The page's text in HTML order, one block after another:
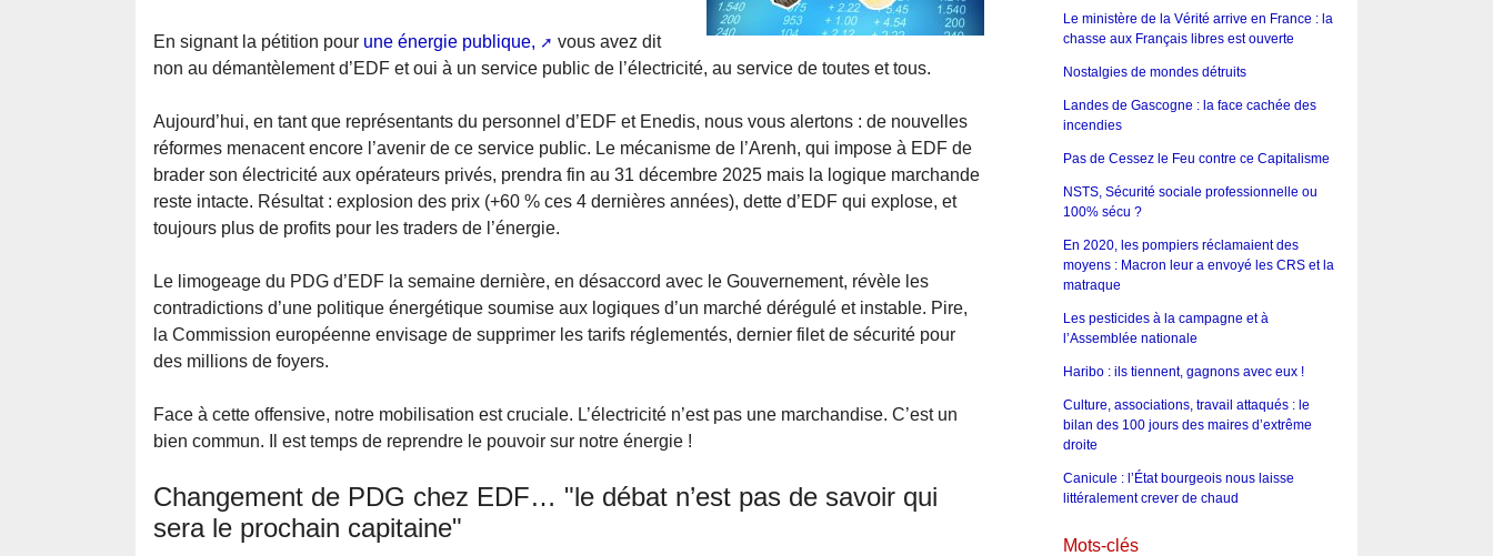
En signant la pétition pour une énergie publique,
vous avez dit
non au démantèlement d’EDF et oui à un service public de l’électricité, au service de toutes et tous.
Aujourd’hui, en tant que représentants du personnel d’EDF et Enedis, nous vous alertons : de nouvelles
réformes menacent encore l’avenir de ce service public. Le mécanisme de l’Arenh, qui impose à EDF de
brader son électricité aux opérateurs privés, prendra fin au 31 décembre 2025 mais la logique marchande
reste intacte. Résultat : explosion des prix (+60 % ces 4 dernières années), dette d’EDF qui explose, et
toujours plus de profits pour les traders de l’énergie.
Le limogeage du PDG d’EDF la semaine dernière, en désaccord avec le Gouvernement, révèle les
contradictions d’une politique énergétique soumise aux logiques d’un marché dérégulé et instable. Pire,
la Commission européenne envisage de supprimer les tarifs réglementés, dernier filet de sécurité pour
des millions de foyers.
Face à cette offensive, notre mobilisation est cruciale. L’électricité n’est pas une marchandise. C’est un
bien commun. Il est temps de reprendre le pouvoir sur notre énergie !
Changement de PDG chez EDF… "le débat n’est pas de savoir qui
sera le prochain capitaine"
Le ministère de la Vérité arrive en France : la
chasse aux Français libres est ouverte
Nostalgies de mondes détruits
Landes de Gascogne : la face cachée des
incendies
Pas de Cessez le Feu contre ce Capitalisme
NSTS, Sécurité sociale professionnelle ou
100% sécu ?
En 2020, les pompiers réclamaient des
moyens : Macron leur a envoyé les CRS et la
matraque
Les pesticides à la campagne et à
l’Assemblée nationale
Haribo : ils tiennent, gagnons avec eux !
Culture, associations, travail attaqués : le
bilan des 100 jours des maires d’extrême
droite
Canicule : l’État bourgeois nous laisse
littéralement crever de chaud
Mots-clés